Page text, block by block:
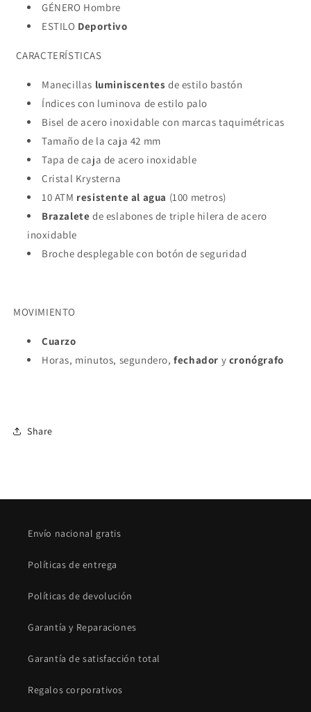
GÉNERO Hombre
ESTILO Deportivo
CARACTERÍSTICAS
Manecillas luminiscentes de estilo bastón
Índices con luminova de estilo palo
Bisel de acero inoxidable con marcas taquimétricas
Tamaño de la caja 42 mm
Tapa de caja de acero inoxidable
Cristal Krysterna
10 ATM resistente al agua (100 metros)
Brazalete de eslabones de triple hilera de acero
inoxidable
Broche desplegable con botón de seguridad
MOVIMIENTO
Cuarzo
Horas, minutos, segundero, fechador y cronógrafo
Share
Envío nacional gratis
Políticas de entrega
Políticas de devolución
Garantía y Reparaciones
Garantía de satisfacción total
Regalos corporativos